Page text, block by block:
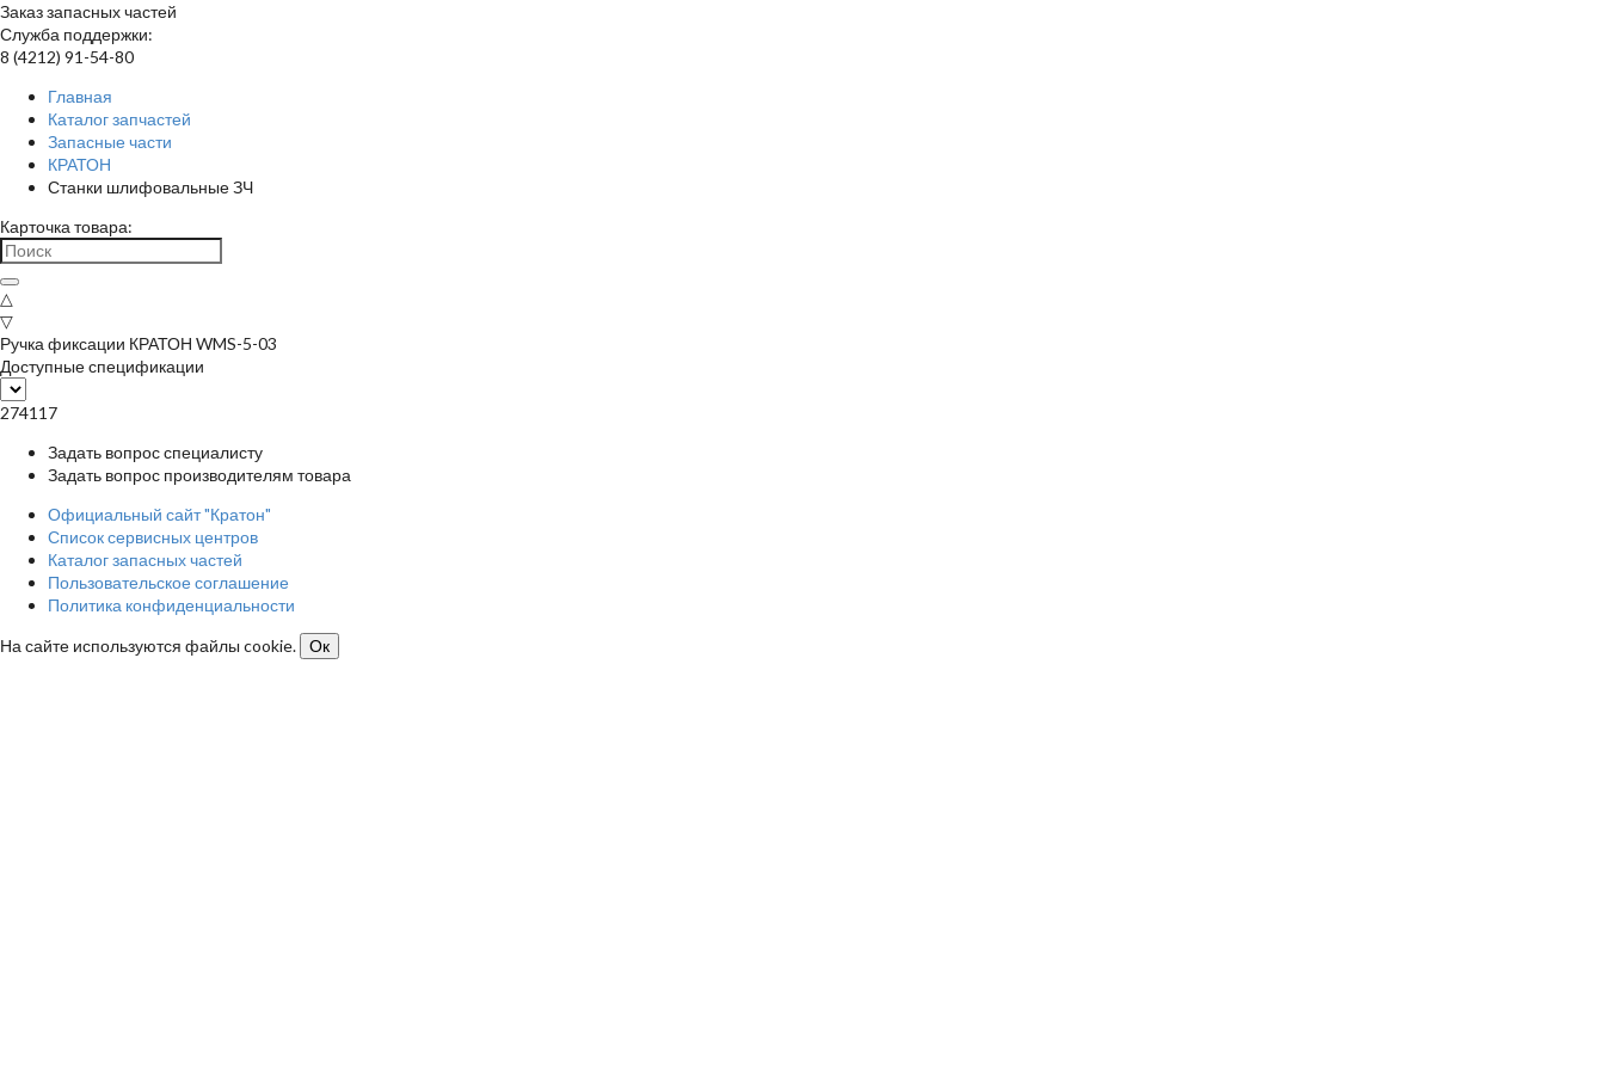
Заказ запасных частей
Служба поддержки:
8 (4212) 91-54-80
Главная
Каталог запчастей
Запасные части
КРАТОН
Станки шлифовальные ЗЧ
Карточка товара:
△
▽
Ручка фиксации КРАТОН WMS-5-03
Доступные спецификации
274117
Задать вопрос специалисту
Задать вопрос производителям товара
Официальный сайт "Кратон"
Список сервисных центров
Каталог запасных частей
Пользовательское соглашение
Политика конфиденциальности
На сайте используются файлы cookie.
Ок